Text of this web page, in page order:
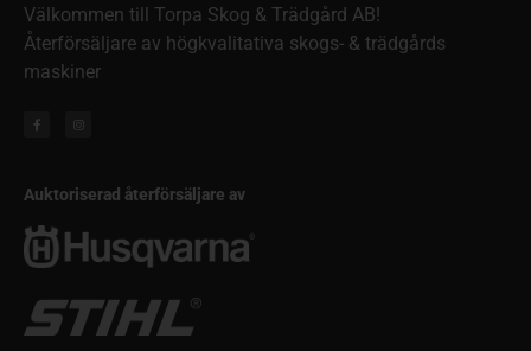
Välkommen till Torpa Skog & Trädgård AB!
Återförsäljare av högkvalitativa skogs- & trädgårds
maskiner
Auktoriserad återförsäljare av